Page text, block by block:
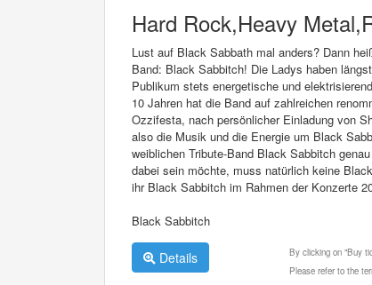
Hard Rock,Heavy
Lust auf Black Sabbath mal anders? Dann
Band: Black Sabbitch! Die Ladys haben
Publikum stets energetische und
10 Jahren hat die Band auf zahlreichen
Ozzifesta, nach persönlicher Einladung von
also die Musik und die Energie um Black
weiblichen Tribute-Band Black Sabbitch
dabei sein möchte, muss natürlich keine
ihr Black Sabbitch im Rahmen der Konzerte
Black Sabbitch
Details
By clicking on "Buy
Please refer to the